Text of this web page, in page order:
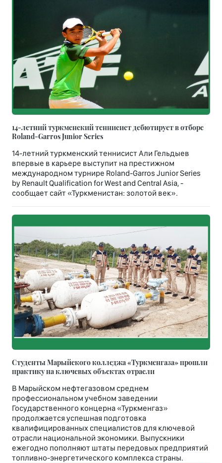
14-летний туркменский теннисист дебютирует в отборе
Roland-Garros Junior Series
14-летний туркменский теннисист Али Гельдыев
впервые в карьере выступит на престижном
международном турнире Roland-Garros Junior Series
by Renault Qualification for West and Central Asia, -
сообщает сайт «Туркменистан: золотой век».
Студенты Марыйского колледжа «Туркменгаза» прошли
практику на ключевых объектах отрасли
В Марыйском нефтегазовом среднем
профессиональном учебном заведении
Государственного концерна «Туркменгаз»
продолжается успешная подготовка
квалифицированных специалистов для ключевой
отрасли национальной экономики. Выпускники
ежегодно пополняют штаты передовых предприятий
топливно-энергетического комплекса страны.